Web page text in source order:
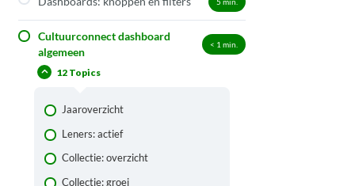
Data
Doorontwikkeling
Webinar Introductie Bib Analytics
Cultuurconnect dashboard
algemeen
< 1 min.
12 Topics
Jaaroverzicht
Leners: actief
Collectie: overzicht
Collectie: groei